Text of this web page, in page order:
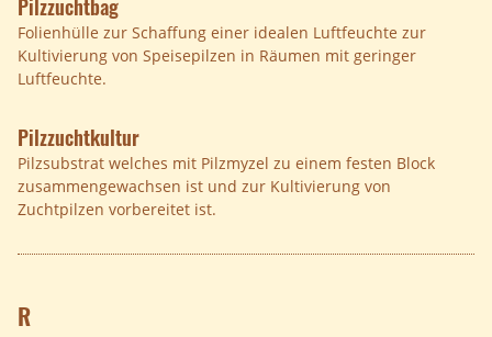
Pilzzuchtbag
Folienhülle zur Schaffung einer idealen Luftfeuchte zur
Kultivierung von Speisepilzen in Räumen mit geringer
Luftfeuchte.
Pilzzuchtkultur
Pilzsubstrat welches mit Pilzmyzel zu einem festen Block
zusammengewachsen ist und zur Kultivierung von
Zuchtpilzen vorbereitet ist.
R